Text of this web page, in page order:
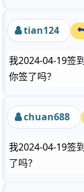
tian124
我2024-04-19签
你签了吗？
chuan688
我2024-04-19签
了吗？